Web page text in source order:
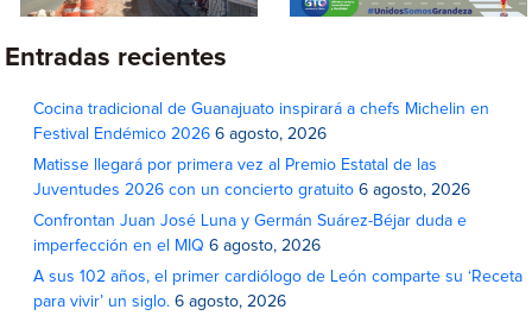
Entradas recientes
Cocina tradicional de Guanajuato inspirará a chefs Michelin en
Festival Endémico 2026 6 agosto, 2026
Matisse llegará por primera vez al Premio Estatal de las
Juventudes 2026 con un concierto gratuito 6 agosto, 2026
Confrontan Juan José Luna y Germán Suárez-Béjar duda e
imperfección en el MIQ 6 agosto, 2026
A sus 102 años, el primer cardiólogo de León comparte su ‘Receta
para vivir’ un siglo. 6 agosto, 2026